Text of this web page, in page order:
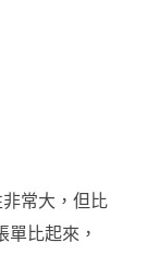
常大，但比
比起來，